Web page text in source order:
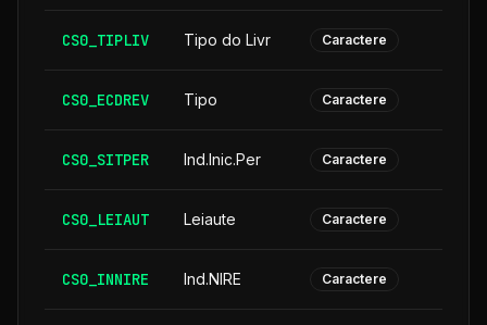
CS0_TIPLIV Tipo do Livr Caractere
CS0_ECDREV Tipo Caractere
CS0_SITPER Ind.Inic.Per Caractere
CS0_LEIAUT Leiaute Caractere
CS0_INNIRE Ind.NIRE Caractere